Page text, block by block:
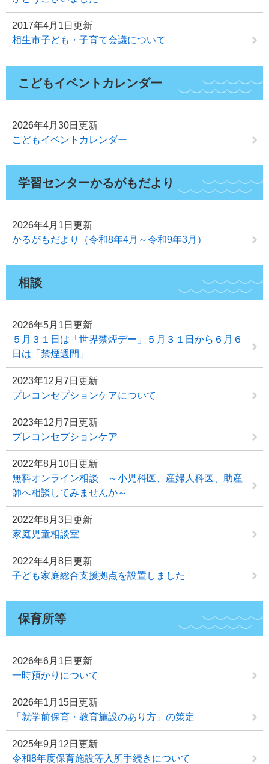
2017年4月1日更新
相生市子ども・子育て会議について
こどもイベントカレンダー
2026年4月30日更新
こどもイベントカレンダー
学習センターかるがもだより
2026年4月1日更新
かるがもだより（令和8年4月～令和9年3月）
相談
2026年5月1日更新
５月３１日は「世界禁煙デー」５月３１日から６月６
日は「禁煙週間」
2023年12月7日更新
プレコンセプションケアについて
2023年12月7日更新
プレコンセプションケア
2022年8月10日更新
無料オンライン相談 ～小児科医、産婦人科医、助産
師へ相談してみませんか～
2022年8月3日更新
家庭児童相談室
2022年4月8日更新
子ども家庭総合支援拠点を設置しました
保育所等
2026年6月1日更新
一時預かりについて
2026年1月15日更新
「就学前保育・教育施設のあり方」の策定
2025年9月12日更新
令和8年度保育施設等入所手続きについて